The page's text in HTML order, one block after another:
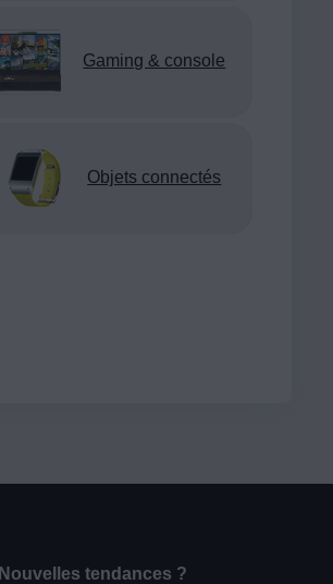
Gaming & console
Objets connectés
Nouvelles tendances ?